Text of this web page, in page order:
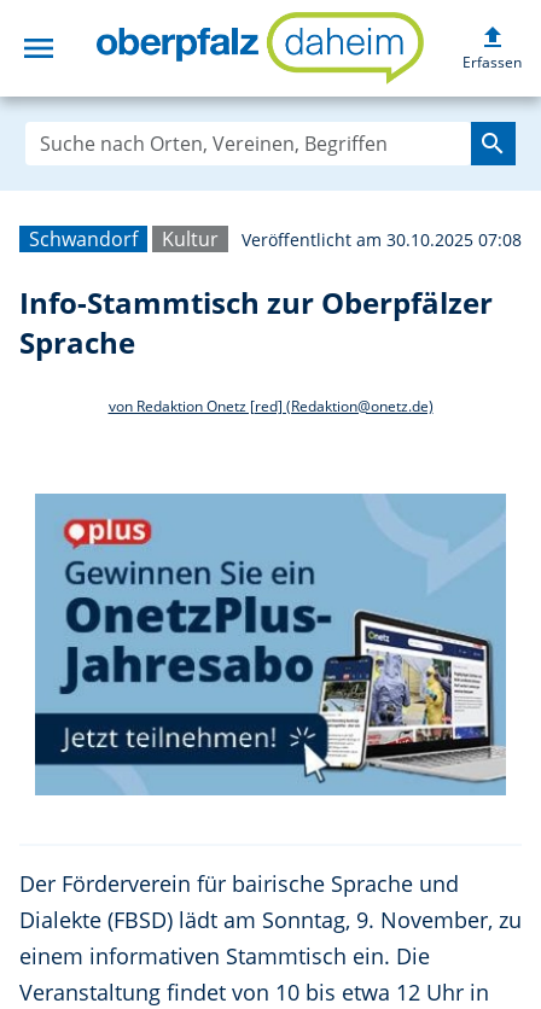
menu Info-
upload
Erfassen
search
Schwandorf Kultur Veröffentlicht am 30.10.2025 07:08
Info-Stammtisch zur Oberpfälzer
Sprache
von Redaktion Onetz [red] (Redaktion@onetz.de)
Der Förderverein für bairische Sprache und
Dialekte (FBSD) lädt am Sonntag, 9. November, zu
einem informativen Stammtisch ein. Die
Veranstaltung findet von 10 bis etwa 12 Uhr in